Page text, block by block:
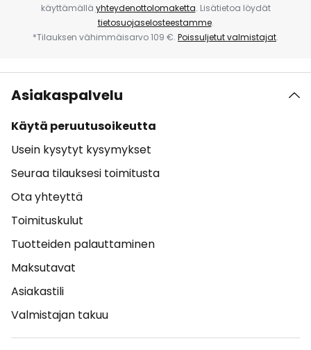
käyttämällä yhteydenottolomaketta. Lisätietoa löydät
tietosuojaselosteestamme.
*Tilauksen vähimmäisarvo 109 €. Poissuljetut valmistajat.
Asiakaspalvelu
Käytä peruutusoikeutta
Usein kysytyt kysymykset
Seuraa tilauksesi toimitusta
Ota yhteyttä
Toimituskulut
Tuotteiden palauttaminen
Maksutavat
Asiakastili
Valmistajan takuu